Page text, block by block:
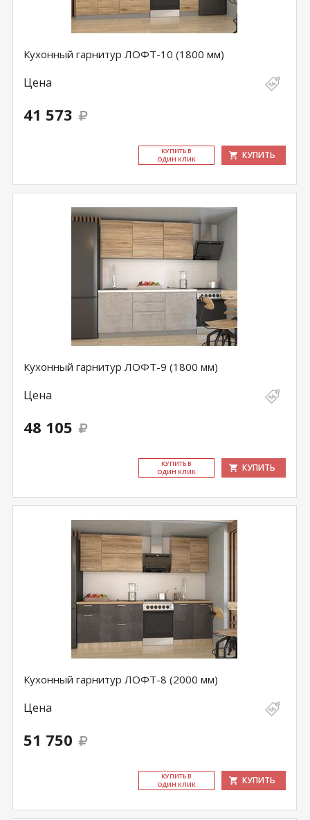
Кухонный гарнитур ЛОФТ-10 (1800 мм)
Цена
41 573
КУ­ПИТЬ В
ОДИН КЛИК
КУПИТЬ
Кухонный гарнитур ЛОФТ-9 (1800 мм)
Цена
48 105
КУ­ПИТЬ В
ОДИН КЛИК
КУПИТЬ
Кухонный гарнитур ЛОФТ-8 (2000 мм)
Цена
51 750
КУ­ПИТЬ В
ОДИН КЛИК
КУПИТЬ